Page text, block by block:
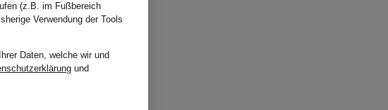
(z.B. im Fußbereich
Verwendung der Tools
Daten, welche wir und
und